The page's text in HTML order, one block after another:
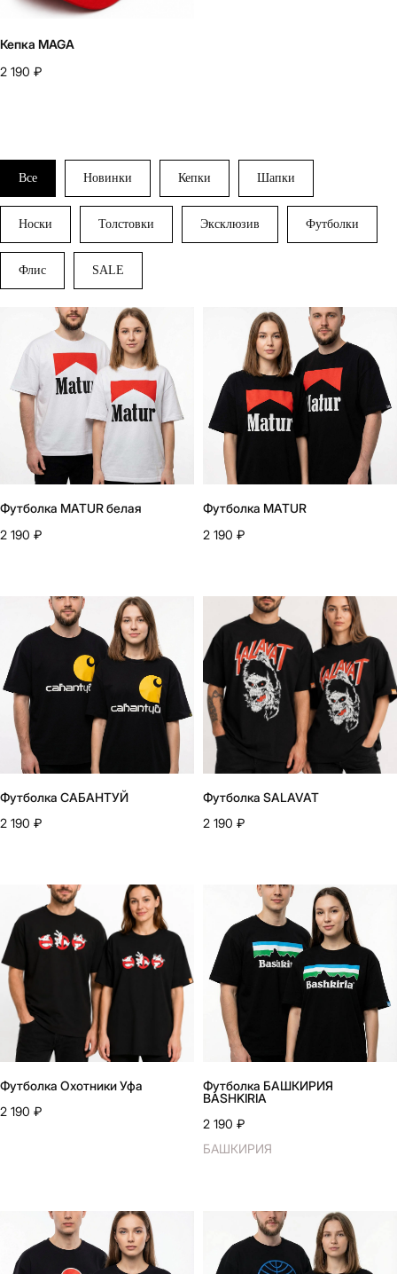
Кепка MAGA
2 190 ₽
Все Новинки Кепки Шапки
Носки Толстовки Эксклюзив Футболки
Флис SALE
Футболка MATUR белая
2 190 ₽
Футболка MATUR
2 190 ₽
Футболка САБАНТУЙ
2 190 ₽
Футболка SALAVAT
2 190 ₽
Футболка Охотники Уфа
2 190 ₽
Футболка БАШКИРИЯ
BASHKIRIA
2 190 ₽
БАШКИРИЯ